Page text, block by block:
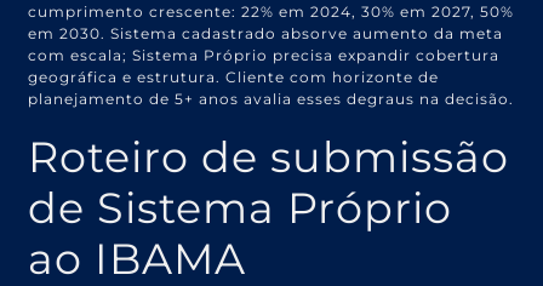
cumprimento crescente: 22% em 2024, 30% em 2027, 50%
em 2030. Sistema cadastrado absorve aumento da meta
com escala; Sistema Próprio precisa expandir cobertura
geográfica e estrutura. Cliente com horizonte de
planejamento de 5+ anos avalia esses degraus na decisão.
Roteiro de submissão
de Sistema Próprio
ao IBAMA